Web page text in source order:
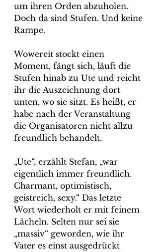
um ihren Orden abzuholen.
Doch da sind Stufen. Und keine
Rampe.
Wowereit stockt einen
Moment, fängt sich, läuft die
Stufen hinab zu Ute und reicht
ihr die Auszeichnung dort
unten, wo sie sitzt. Es heißt, er
habe nach der Veranstaltung
die Organisatoren nicht allzu
freundlich behandelt.
„Ute“, erzählt Stefan, „war
eigentlich immer freundlich.
Charmant, optimistisch,
geistreich, sexy.“ Das letzte
Wort wiederholt er mit feinem
Lächeln. Selten nur sei sie
„massiv“ geworden, wie ihr
Vater es einst ausgedrückt